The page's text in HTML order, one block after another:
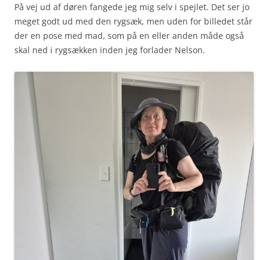
På vej ud af døren fangede jeg mig selv i spejlet. Det ser jo
meget godt ud med den rygsæk, men uden for billedet står
der en pose med mad, som på en eller anden måde også
skal ned i rygsækken inden jeg forlader Nelson.